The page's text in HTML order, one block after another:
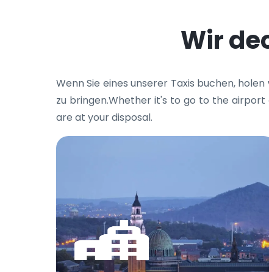
Wir
Wenn Sie eines unserer Taxis buchen,
zu bringen.Whether it's to go to the
are at your disposal.